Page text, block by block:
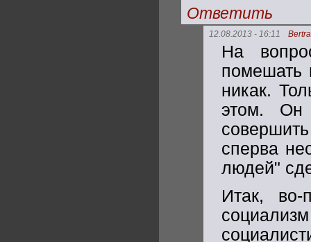
Ответить
12.08.2013 - 16:11
На
помешать
никак.
этом. Он
сперва
людей"
Итак,